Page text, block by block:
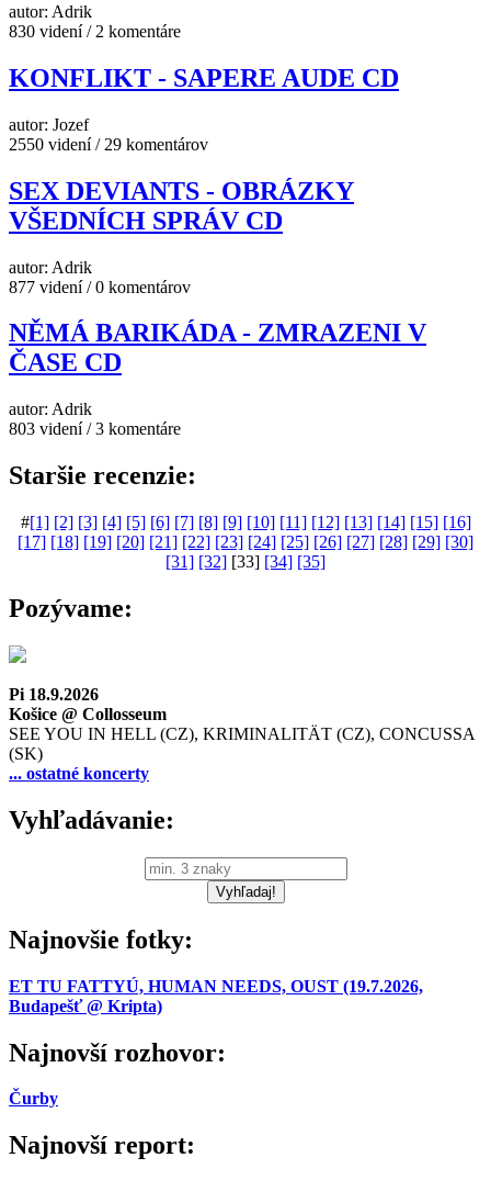
autor: Adrik
830 videní / 2 komentáre
KONFLIKT - SAPERE AUDE CD
autor: Jozef
2550 videní / 29 komentárov
SEX DEVIANTS - OBRÁZKY
VŠEDNÍCH SPRÁV CD
autor: Adrik
877 videní / 0 komentárov
NĚMÁ BARIKÁDA - ZMRAZENI V
ČASE CD
autor: Adrik
803 videní / 3 komentáre
Staršie recenzie:
#[1] [2] [3] [4] [5] [6] [7] [8] [9] [10] [11] [12] [13] [14] [15] [16]
[17] [18] [19] [20] [21] [22] [23] [24] [25] [26] [27] [28] [29] [30]
[31] [32] [33] [34] [35]
Pozývame:
Pi 18.9.2026
Košice @ Collosseum
SEE YOU IN HELL (CZ), KRIMINALITÄT (CZ), CONCUSSA
(SK)
... ostatné koncerty
Vyhľadávanie:
Najnovšie fotky:
ET TU FATTYÚ, HUMAN NEEDS, OUST (19.7.2026,
Budapešť @ Kripta)
Najnovší rozhovor:
Čurby
Najnovší report: